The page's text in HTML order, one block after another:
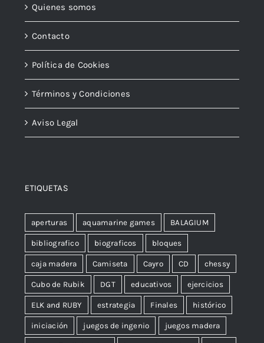
Quienes somos
Contacto
Política de Cookies
Términos y Condiciones
Aviso Legal
ETIQUETAS
aperturas aquamarine games BALAGIUM
bibliografico biograficos bloques
caja madera Camiseta Cayro CD chessy
Cubo de Rubik DGT educativos ejercicios
ELK and RUBY estrategia Finales histórico
iniciación juegos de ingenio juegos madera